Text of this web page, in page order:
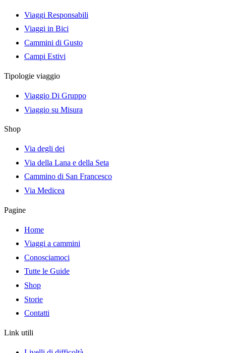
Viaggi Responsabili
Viaggi in Bici
Cammini di Gusto
Campi Estivi
Tipologie viaggio
Viaggio Di Gruppo
Viaggio su Misura
Shop
Via degli dei
Via della Lana e della Seta
Cammino di San Francesco
Via Medicea
Pagine
Home
Viaggi a cammini
Conosciamoci
Tutte le Guide
Shop
Storie
Contatti
Link utili